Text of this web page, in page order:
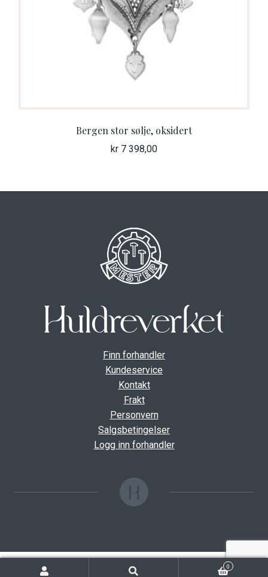
Bergen stor sølje, oksidert
kr 7 398,00
Finn forhandler
Kundeservice
Kontakt
Frakt
Personvern
Salgsbetingelser
Logg inn forhandler
0